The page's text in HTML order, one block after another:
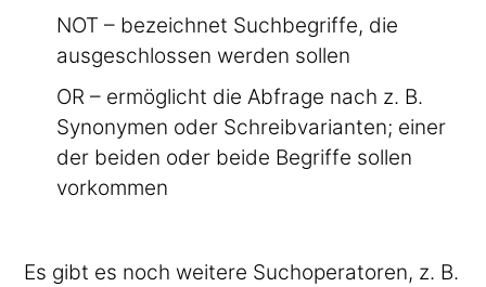
NOT – bezeichnet Suchbegriffe, die
ausgeschlossen werden sollen
OR – ermöglicht die Abfrage nach z. B.
Synonymen oder Schreibvarianten; einer
der beiden oder beide Begriffe sollen
vorkommen
Es gibt es noch weitere Suchoperatoren, z. B.